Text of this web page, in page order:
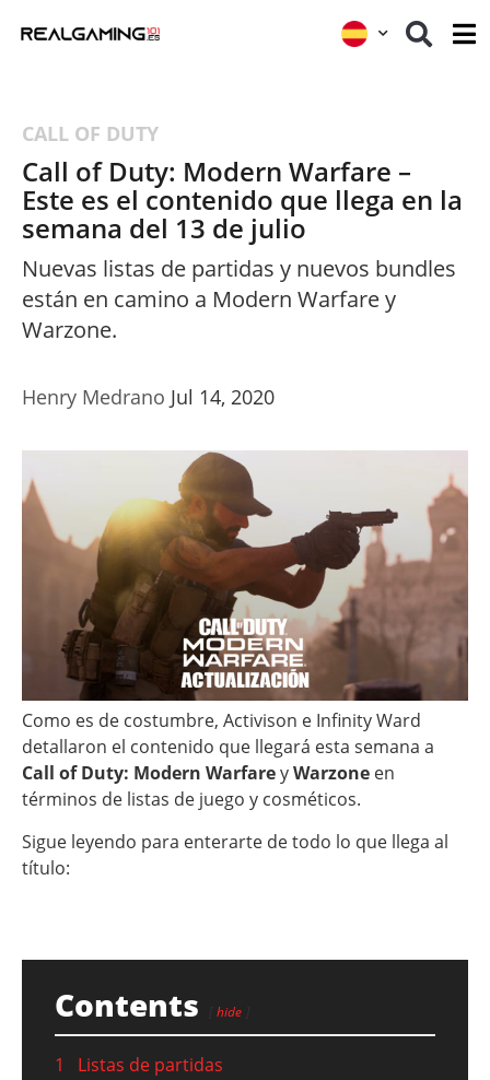
CALL OF DUTY
Call of Duty: Modern Warfare –
Este es el contenido que llega en la
semana del 13 de julio
Nuevas listas de partidas y nuevos bundles
están en camino a Modern Warfare y
Warzone.
Henry Medrano Jul 14, 2020
Como es de costumbre, Activison e Infinity Ward
detallaron el contenido que llegará esta semana a
Call of Duty: Modern WarfareyWarzone en
términos de listas de juego y cosméticos.
Sigue leyendo para enterarte de todo lo que llega al
título:
Contents hide
1
Listas de partidas